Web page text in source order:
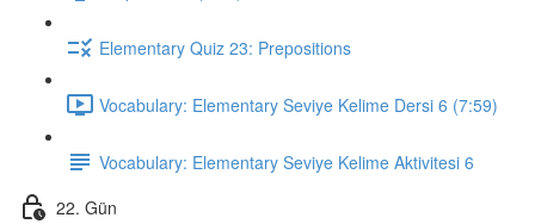
Elementary Quiz 23: Prepositions
Vocabulary: Elementary Seviye Kelime Dersi 6 (7:59)
Vocabulary: Elementary Seviye Kelime Aktivitesi 6
22. Gün